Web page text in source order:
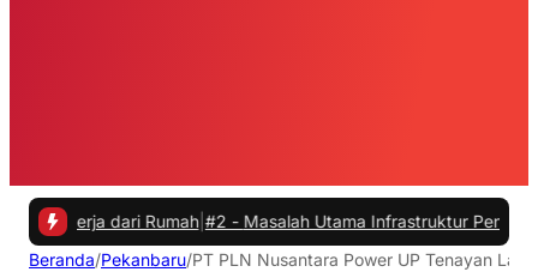
dari Rumah |#2 -Masalah Utama Infrastruktur Pengisian Daya
Beranda/Pekanbaru/PT PLN Nusantara Power UP Tenayan